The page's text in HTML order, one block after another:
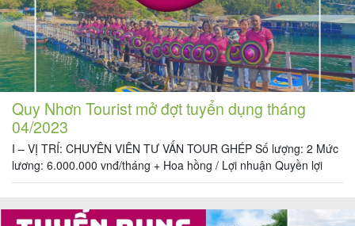
Combo
Quy
Nhơn
Lịch
khởi
hành
Quy Nhơn Tourist mở đợt tuyển dụng tháng
04/2023
I – VỊ TRÍ: CHUYÊN VIÊN TƯ VẤN TOUR GHÉP Số lượng: 2 Mức
lương: 6.000.000 vnđ/tháng + Hoa hồng / Lợi nhuận Quyền lợi
được hưởng: + Lương khởi điểm: 6.000.000đ + hoa hồng theo
cấp công cụ làm việc văn […]